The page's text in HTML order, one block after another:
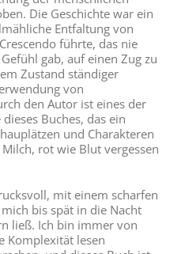
Die Geschichte war ein
Entfaltung von
führte, das nie
gab, auf einen Zug zu
Zustand ständiger
von
den Autor ist eines der
Buches, das ein
und Charakteren
rot wie Blut vergessen
mit einem scharfen
bis spät in die Nacht
ließ. Ich bin immer von
Komplexität lesen